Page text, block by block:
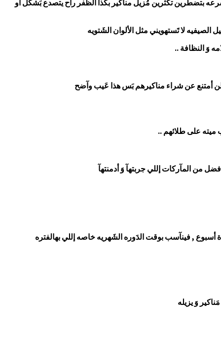
بتضطرين تكثرين مُزيل مناكير بكذا الظفر رآح يتصدع بَشكل أو
لا تَستهويني مثل الألوان الشَتويه
وَ النظافة ..
لن أمتنع عن شراء مناكيرهم بَس هذا عَيب وآضح
ميته على طلائهم ..
من المآركات إللي جربتهآ وَ أدمنتهآ
أسبوع , فينآسب بوقت الدَوره الشَهريه خاصه إللي بهالفتره
وَ يزيله